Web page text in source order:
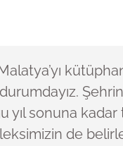
yıl sonuna kadar
de